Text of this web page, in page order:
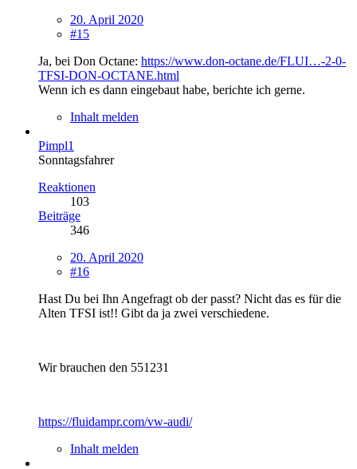
20. April 2020
#15
Ja, bei Don Octane: https://www.don-octane.de/FLUI…-2-0-
TFSI-DON-OCTANE.html
Wenn ich es dann eingebaut habe, berichte ich gerne.
Inhalt melden
Pimpl1
Sonntagsfahrer
Reaktionen
103
Beiträge
346
20. April 2020
#16
Hast Du bei Ihn Angefragt ob der passt? Nicht das es für die
Alten TFSI ist!! Gibt da ja zwei verschiedene.
Wir brauchen den 551231
https://fluidampr.com/vw-audi/
Inhalt melden